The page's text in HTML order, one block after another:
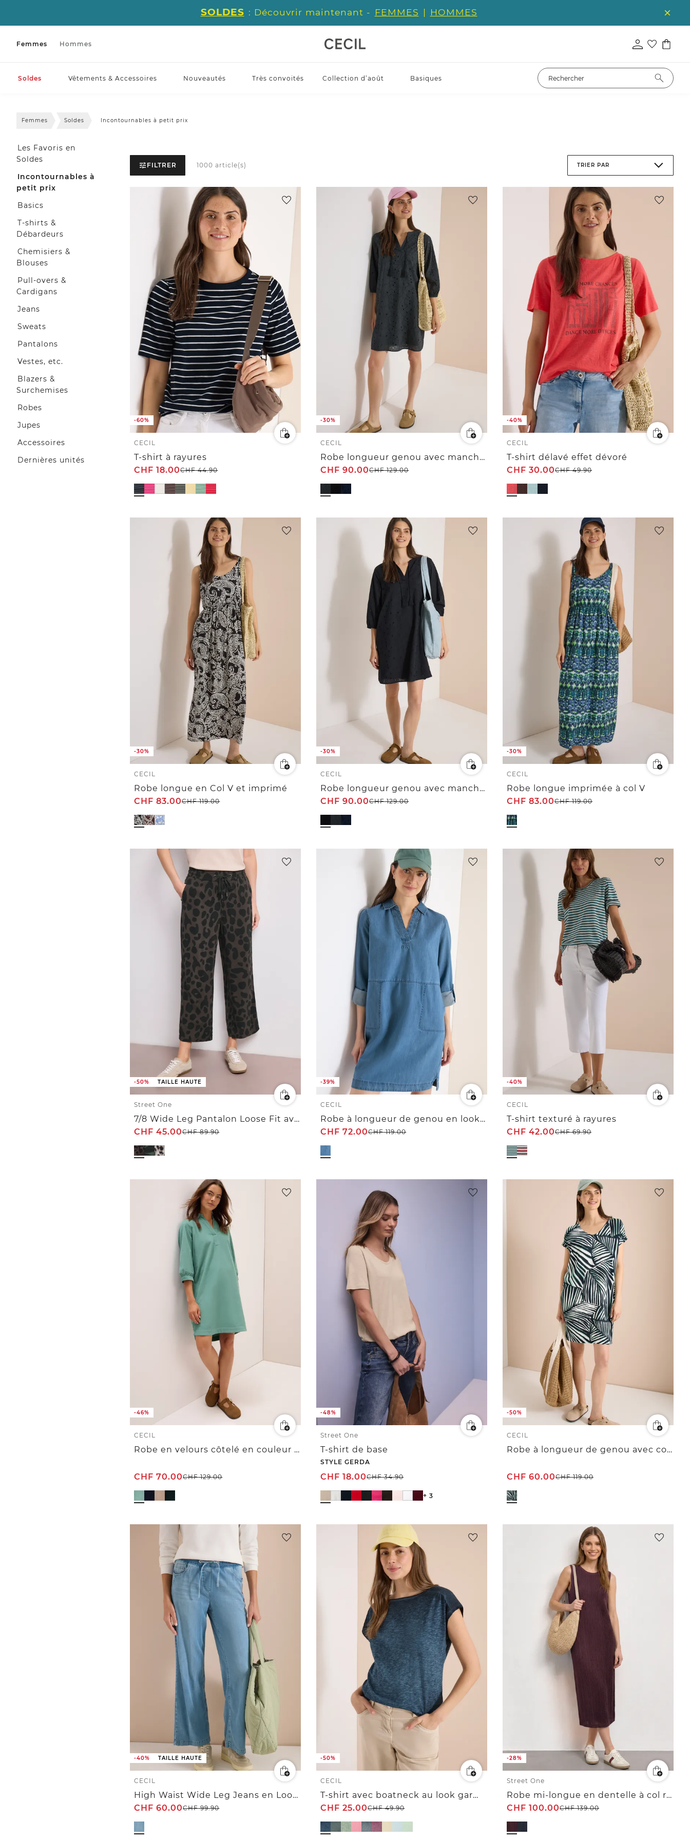
SOLDES : Découvrir maintenant - FEMMES | HOMMES
Femmes Hommes
Soldes Vêtements & Accessoires Nouveautés Très convoités Collection d’août Basiques
Femmes Soldes Incontournables à petit prix
Les Favoris en
Soldes
Incontournables à
petit prix
Basics
T-shirts &
Débardeurs
Chemisiers &
Blouses
Pull-overs &
Cardigans
Jeans
Sweats
Pantalons
Vestes, etc.
Blazers &
Surchemises
Robes
Jupes
Accessoires
Dernières unités
FILTRER 1000 article(s) TRIER PAR
-60%
CECIL
T-shirt à rayures
CHF 18.00CHF44.90
-30%
CECIL
Robe longueur genou avec manches 3/4 et broderie
CHF 90.00CHF129.00
-40%
CECIL
T-shirt délavé effet dévoré
CHF 30.00CHF49.90
-30%
CECIL
Robe longue en Col V et imprimé
CHF 83.00CHF119.00
-30%
CECIL
Robe longueur genou avec manches 3/4 et broderie
CHF 90.00CHF129.00
-30%
CECIL
Robe longue imprimée à col V
CHF 83.00CHF119.00
-50% TAILLE HAUTE
Street One
7/8 Wide Leg Pantalon Loose Fit avec imprimé
CHF 45.00CHF89.90
-39%
CECIL
Robe à longueur de genou en look denim
CHF 72.00CHF119.00
-40%
CECIL
T-shirt texturé à rayures
CHF 42.00CHF69.90
-46%
CECIL
Robe en velours côtelé en couleur unie
CHF 70.00CHF129.00
-48%
Street One
T-shirt de base
STYLE GERDA
CHF 18.00CHF34.90
+ 3
-50%
CECIL
Robe à longueur de genou avec col en V arrondi
CHF 60.00CHF119.00
-40% TAILLE HAUTE
CECIL
High Waist Wide Leg Jeans en Loose Fit
CHF 60.00CHF99.90
-50%
CECIL
T-shirt avec boatneck au look garment-dye
CHF 25.00CHF49.90
-28%
Street One
Robe mi-longue en dentelle à col rond
CHF 100.00CHF139.00